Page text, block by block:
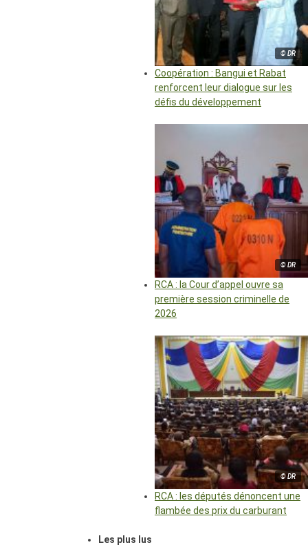
© DR
Coopération : Bangui et Rabat
renforcent leur dialogue sur les
défis du développement
© DR
RCA : la Cour d’appel ouvre sa
première session criminelle de
2026
© DR
RCA : les députés dénoncent une
flambée des prix du carburant
Les plus lus